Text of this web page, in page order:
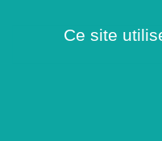
(H/F)
SECTEUR VAUVERT
Ce site